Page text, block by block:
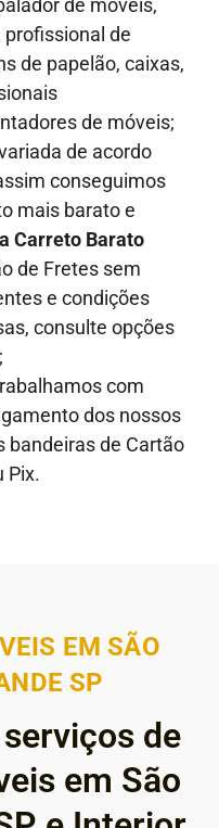
de móveis,
de
de papelão, caixas,
de móveis;
de acordo
conseguimos
mais barato e
Carreto Barato
de Fretes sem
e condições
consulte opções
com
dos nossos
bandeiras de Cartão
Pix.
EM SÃO
SP
de
em São